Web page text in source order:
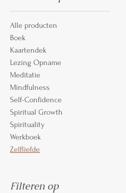
Alle producten
Boek
Kaartendek
Lezing Opname
Meditatie
Mindfulness
Self-Confidence
Spiritual Growth
Spirituality
Werkboek
Zelfliefde
Filteren op